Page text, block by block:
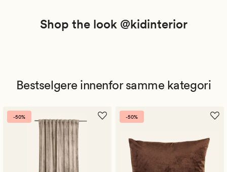
Shop the look @kidinterior
Bestselgere innenfor samme kategori
-50% -50%